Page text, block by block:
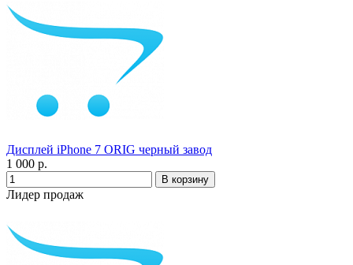
Дисплей iPhone 7 ORIG черный завод
1 000 р.
Лидер продаж